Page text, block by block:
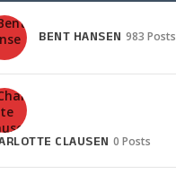
BENT HANSEN 983 Posts
CLAUSEN 0 Posts